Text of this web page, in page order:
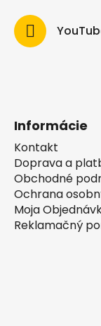
Informácie
Kontakt
Doprava a
Obchodné
Ochrana
Moja
Reklamačný